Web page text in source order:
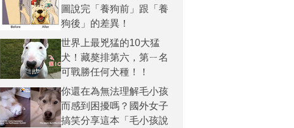
圖說完「養狗前」跟「養
狗後」的差異！
世界上最兇猛的10大猛
犬！藏獒排第六，第ㄧ名
可戰勝任何犬種！！
你還在為無法理解毛小孩
而感到困擾嗎？國外女子
搞笑分享這本「毛小孩說